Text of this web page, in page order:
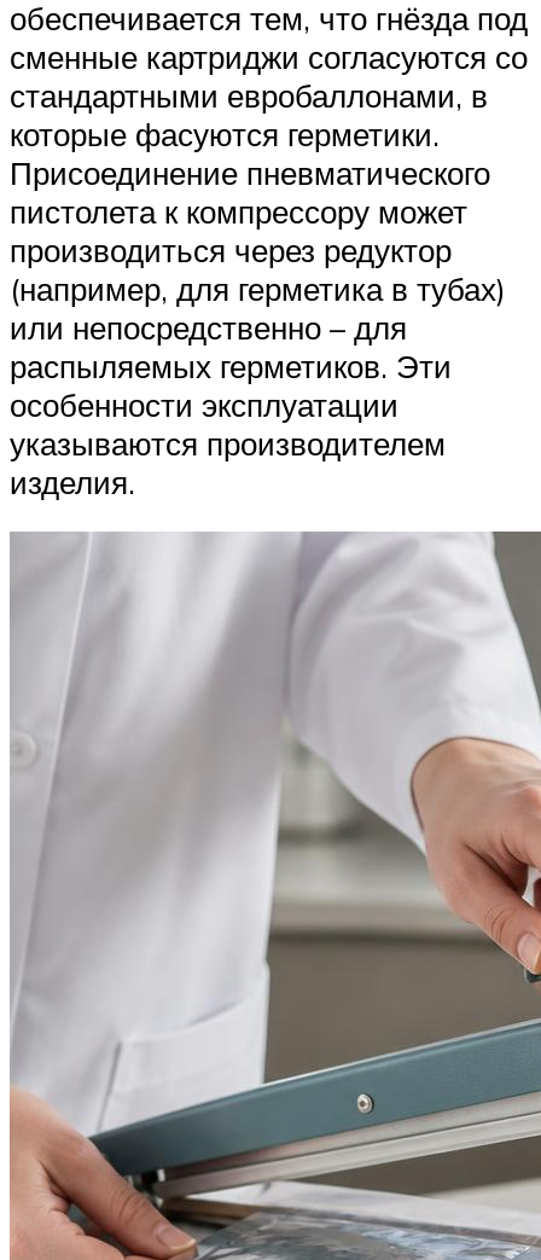
обеспечивается тем, что гнёзда под
сменные картриджи согласуются со
стандартными евробаллонами, в
которые фасуются герметики.
Присоединение пневматического
пистолета к компрессору может
производиться через редуктор
(например, для герметика в тубах)
или непосредственно – для
распыляемых герметиков. Эти
особенности эксплуатации
указываются производителем
изделия.